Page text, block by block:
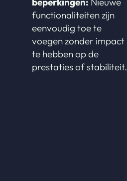
functionaliteiten zijn
eenvoudig toe te
voegen zonder impact
te hebben op de
prestaties of stabiliteit.